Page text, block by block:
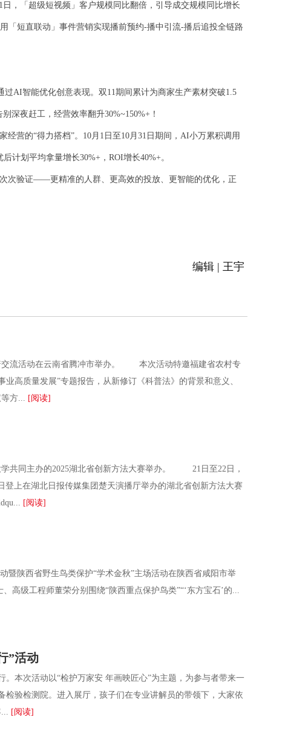
，「超级短视频」客户规模同比翻倍，引导成交规模同比增长
「短直联动」事件营销实现播前预约-播中引流-播后追投全链路
AI智能优化创意表现。双11期间累计为商家生产素材突破1.5
深夜赶工，经营效率翻升30%~150%+！
营的“得力搭档”。10月1日至10月31日期间，AI小万累积调用
计划平均拿量增长30%+，ROI增长40%+。
次验证——更精准的人群、更高效的投放、更智能的优化，正
编辑 | 王宇
流活动在云南省腾冲市举办。 本次活动特邀福建省农村专
高质量发展”专题报告，从新修订《科普法》的背景和意义、
方... [阅读]
共同主办的2025湖北省创新方法大赛举办。 21日至22日，
上在湖北日报传媒集团楚天演播厅举办的湖北省创新方法大赛
[阅读]
陕西省野生鸟类保护“学术金秋”主场活动在陕西省咸阳市举
级工程师董荣分别围绕“陕西重点保护鸟类”“‘东方宝石’的...
”活动
本次活动以“检护万家安 年画映匠心”为主题，为参与者带来一
检测院。进入展厅，孩子们在专业讲解员的带领下，大家依
[阅读]